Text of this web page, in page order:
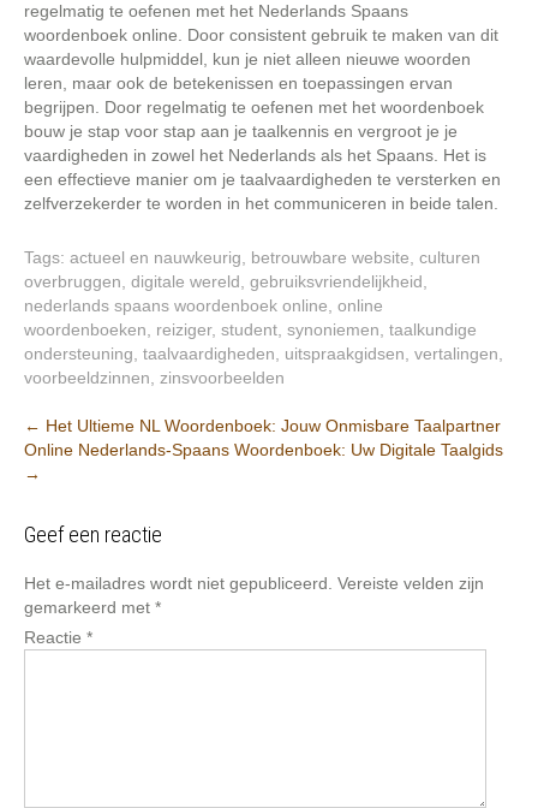
regelmatig te oefenen met het Nederlands Spaans
woordenboek online. Door consistent gebruik te maken van dit
waardevolle hulpmiddel, kun je niet alleen nieuwe woorden
leren, maar ook de betekenissen en toepassingen ervan
begrijpen. Door regelmatig te oefenen met het woordenboek
bouw je stap voor stap aan je taalkennis en vergroot je je
vaardigheden in zowel het Nederlands als het Spaans. Het is
een effectieve manier om je taalvaardigheden te versterken en
zelfverzekerder te worden in het communiceren in beide talen.
Tags: actueel en nauwkeurig betrouwbare website culturen
overbruggen digitale wereld gebruiksvriendelijkheid
nederlands spaans woordenboek online online
woordenboeken
reiziger, student synoniemen taalkundige
ondersteuning taalvaardigheden uitspraakgidsen vertalingen
voorbeeldzinnen
zinsvoorbeelden
Berichtnavigatie
← Het Ultieme NL Woordenboek: Jouw Onmisbare Taalpartner
Online Nederlands-Spaans Woordenboek: Uw Digitale Taalgids
→
Geef een reactie
Het e-mailadres wordt niet gepubliceerd. Vereiste velden zijn
gemarkeerd met *
Reactie *